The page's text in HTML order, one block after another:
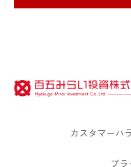
カスタマーハ
プラ